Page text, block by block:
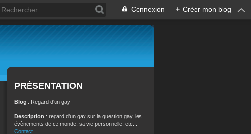
Connexion + Créer mon blog
PRÉSENTATION
Blog : Regard d'un gay
Description : regard d'un gay sur la question gay, les
évènements de ce monde, sa vie personnelle, etc...
Contact